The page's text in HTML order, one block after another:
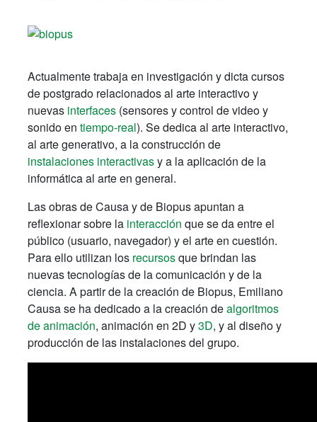
Actualmente trabaja en investigación y dicta cursos
de postgrado relacionados al arte interactivo y
nuevas interfaces (sensores y control de video y
sonido en tiempo-real). Se dedica al arte interactivo,
al arte generativo, a la construcción de
instalaciones interactivasy a la aplicación de la
informática al arte en general.
Las obras de Causa y de Biopus apuntan a
reflexionar sobre la interacción que se da entre el
público (usuario, navegador) y el arte en cuestión.
Para ello utilizan los recursosque brindan las
nuevas tecnologías de la comunicación y de la
ciencia. A partir de la creación de Biopus, Emiliano
Causa se ha dedicado a la creación dealgoritmos
de animación, animación en 2D y3D, y al diseño y
producción de las instalaciones del grupo.